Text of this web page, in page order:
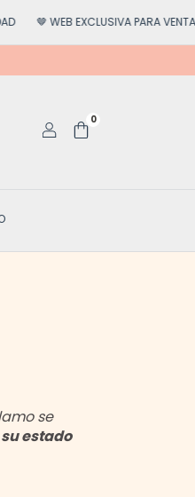
EXCLUSIVA PARA VENTA
0
se
estado